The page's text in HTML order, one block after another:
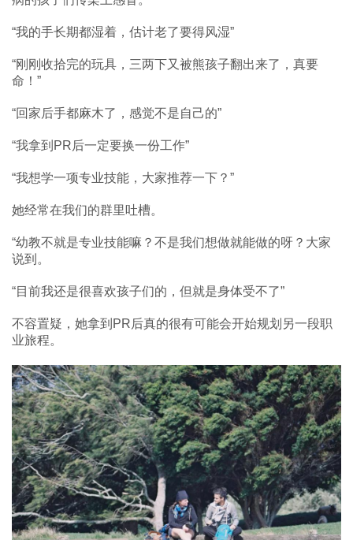
“我的手长期都湿着，估计老了要得风湿”
“刚刚收拾完的玩具，三两下又被熊孩子翻出来了，真要
命！”
“回家后手都麻木了，感觉不是自己的”
“我拿到PR后一定要换一份工作”
“我想学一项专业技能，大家推荐一下？”
她经常在我们的群里吐槽。
“幼教不就是专业技能嘛？不是我们想做就能做的呀？大家
说到。
“目前我还是很喜欢孩子们的，但就是身体受不了”
不容置疑，她拿到PR后真的很有可能会开始规划另一段职
业旅程。